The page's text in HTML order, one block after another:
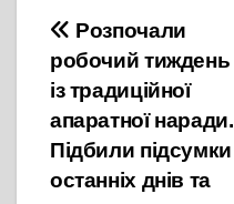
Навігація
записів
Розпочали
робочий тиждень
із традиційної
апаратної наради.
Підбили підсумки
останніх днів та